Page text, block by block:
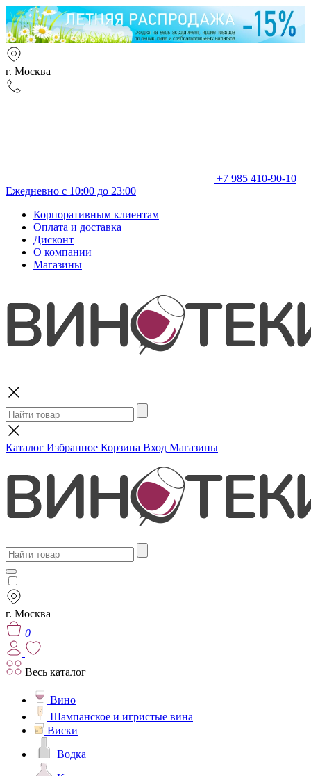
г. Москва
+7 985 410-90-10
Ежедневно с 10:00 до 23:00
Корпоративным клиентам
Оплата и доставка
Дисконт
О компании
Магазины
Каталог Избранное Корзина Вход Магазины
г. Москва
0
Весь каталог
Вино
Шампанское и игристые вина
Виски
Водка